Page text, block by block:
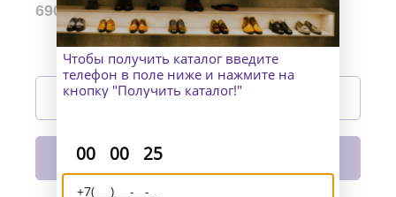
690 р.
Подробнее
Чтобы получить каталог введите
телефон в поле ниже и нажмите на
кнопку "Получить каталог!"
00 00 25